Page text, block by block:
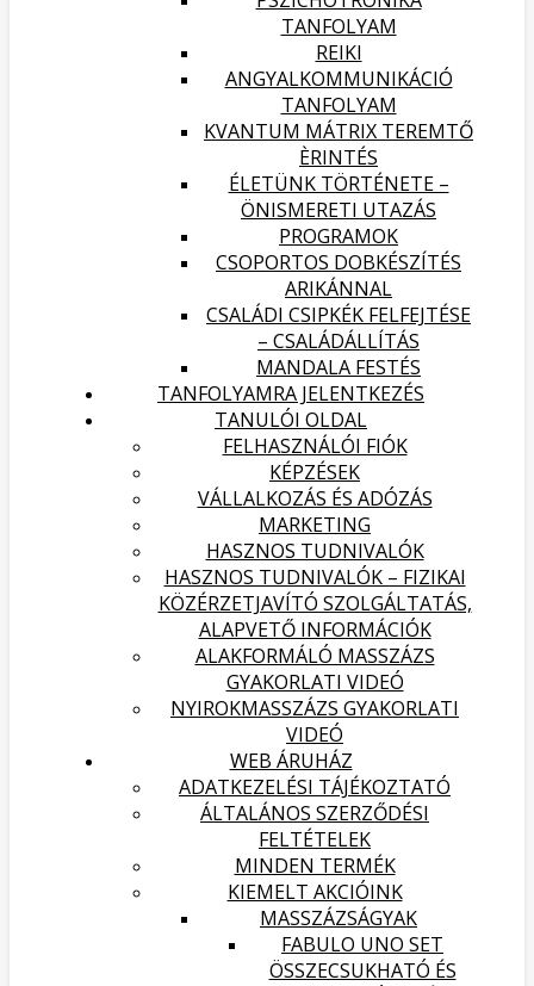
TANFOLYAM
REIKI
ANGYALKOMMUNIKÁCIÓ
TANFOLYAM
KVANTUM MÁTRIX TEREMTŐ
ÈRINTÉS
ÉLETÜNK TÖRTÉNETE –
ÖNISMERETI UTAZÁS
PROGRAMOK
CSOPORTOS DOBKÉSZÍTÉS
ARIKÁNNAL
CSALÁDI CSIPKÉK FELFEJTÉSE
– CSALÁDÁLLÍTÁS
MANDALA FESTÉS
TANFOLYAMRA JELENTKEZÉS
TANULÓI OLDAL
FELHASZNÁLÓI FIÓK
KÉPZÉSEK
VÁLLALKOZÁS ÉS ADÓZÁS
MARKETING
HASZNOS TUDNIVALÓK
HASZNOS TUDNIVALÓK – FIZIKAI
KÖZÉRZETJAVÍTÓ SZOLGÁLTATÁS,
ALAPVETŐ INFORMÁCIÓK
ALAKFORMÁLÓ MASSZÁZS
GYAKORLATI VIDEÓ
NYIROKMASSZÁZS GYAKORLATI
VIDEÓ
WEB ÁRUHÁZ
ADATKEZELÉSI TÁJÉKOZTATÓ
ÁLTALÁNOS SZERZŐDÉSI
FELTÉTELEK
MINDEN TERMÉK
KIEMELT AKCIÓINK
MASSZÁZSÁGYAK
FABULO UNO SET
ÖSSZECSUKHATÓ ÉS